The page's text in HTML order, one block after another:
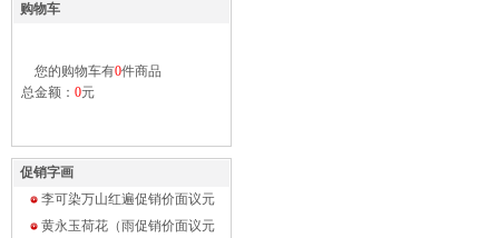
购物车
您的购物车有0件商品
总金额： 0元
促销字画
李可染万山红遍促销价面议元
黄永玉荷花（雨促销价面议元